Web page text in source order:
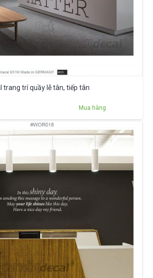
trang trí quầy lễ tân, tiếp tân
Mua hàng